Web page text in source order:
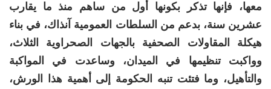
معها، فإنها تذكر بكونها أول من ساهم منذ ما يقارب
عشرين سنة، بدعم من السلطات العمومية آنذاك، في بناء
هيكلة المقاولات الصحفية بالجهات الصحراوية الثلاث،
وواكبت تنظيمها في الميدان، وساعدت في المواكبة
والتأهيل، وما فتئت تنبه الحكومة إلى أهمية هذا الورش،